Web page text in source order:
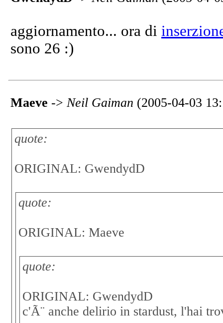
aggiornamento... ora di
sono 26 :)
Maeve -> Neil Gaiman (2005-04-03
quote:
ORIGINAL: GwendydD
quote:
ORIGINAL: Maeve
quote:
ORIGINAL: GwendydD
c'Ã¨ anche delirio in stardust, l'hai